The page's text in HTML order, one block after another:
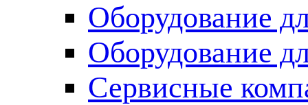
Оборудование
Оборудование
Сервисные